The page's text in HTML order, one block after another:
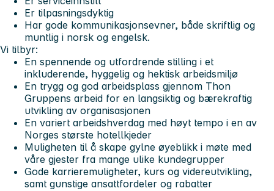
Er tilpasningsdyktig
Har gode kommunikasjonsevner, både skriftlig og
muntlig i norsk og engelsk.
Vi tilbyr:
En spennende og utfordrende stilling i et
inkluderende, hyggelig og hektisk arbeidsmiljø
En trygg og god arbeidsplass gjennom Thon
Gruppens arbeid for en langsiktig og bærekraftig
utvikling av organisasjonen
En variert arbeidshverdag med høyt tempo i en av
Norges største hotellkjeder
Muligheten til å skape gylne øyeblikk i møte med
våre gjester fra mange ulike kundegrupper
Gode karrieremuligheter, kurs og videreutvikling,
samt gunstige ansattfordeler og rabatter